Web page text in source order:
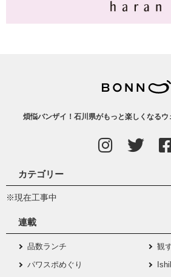
煩悩バンザイ！石川県がもっと楽しくなるウ
カテゴリー
※現在工事中
連載
品数ランチ
観
パワスポめぐり